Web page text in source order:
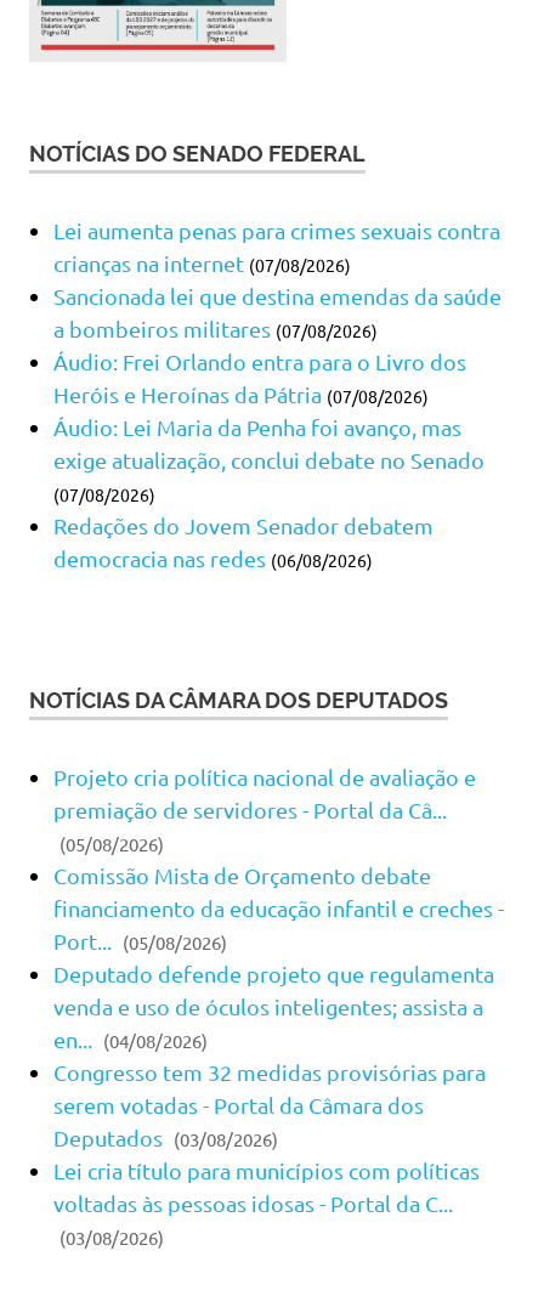
NOTÍCIAS DO SENADO FEDERAL
Lei aumenta penas para crimes sexuais contra
crianças na internet (07/08/2026)
Sancionada lei que destina emendas da saúde
a bombeiros militares (07/08/2026)
Áudio: Frei Orlando entra para o Livro dos
Heróis e Heroínas da Pátria (07/08/2026)
Áudio: Lei Maria da Penha foi avanço, mas
exige atualização, conclui debate no Senado
(07/08/2026)
Redações do Jovem Senador debatem
democracia nas redes (06/08/2026)
NOTÍCIAS DA CÂMARA DOS DEPUTADOS
Projeto cria política nacional de avaliação e
premiação de servidores - Portal da Câ...
(05/08/2026)
Comissão Mista de Orçamento debate
financiamento da educação infantil e creches -
Port...
(05/08/2026)
Deputado defende projeto que regulamenta
venda e uso de óculos inteligentes; assista a
en...
(04/08/2026)
Congresso tem 32 medidas provisórias para
serem votadas - Portal da Câmara dos
Deputados (03/08/2026)
Lei cria título para municípios com políticas
voltadas às pessoas idosas - Portal da C...
(03/08/2026)